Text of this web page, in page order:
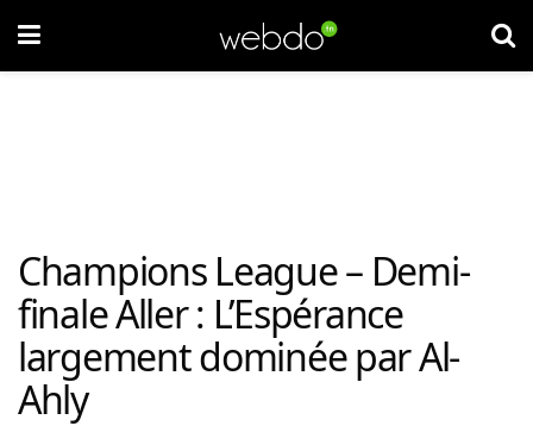
Champions League – Demi-
finale Aller : L’Espérance
largement dominée par Al-
Ahly